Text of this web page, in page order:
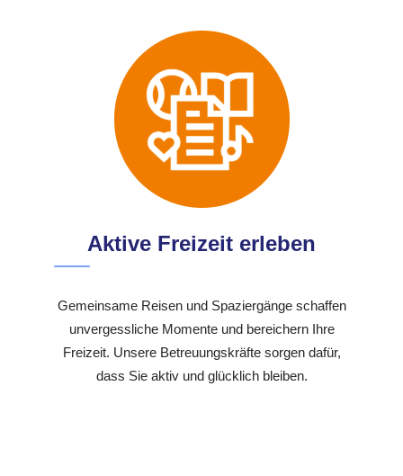
Aktive Freizeit erleben
Gemeinsame Reisen und Spaziergänge schaffen
unvergessliche Momente und bereichern Ihre
Freizeit. Unsere Betreuungskräfte sorgen dafür,
dass Sie aktiv und glücklich bleiben.